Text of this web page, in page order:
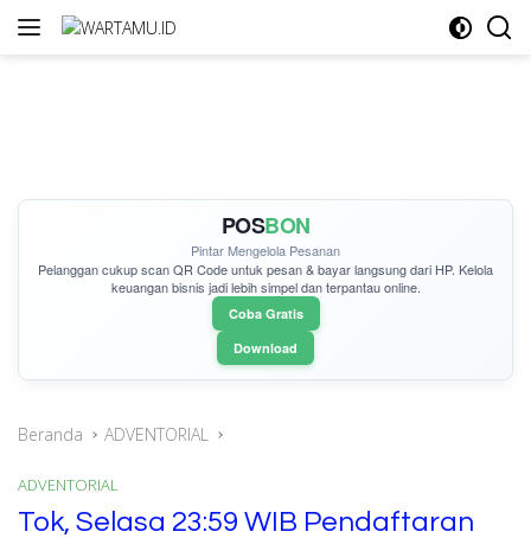
Langsung
POSBON
Pintar Mengelola Pesanan
Pelanggan cukupscan QR Codeuntuk pesan & bayar langsung dari HP. Kelola
keuangan bisnis jadi lebih simpel dan terpantau online.
Coba Gratis
Download
Beranda ADVENTORIAL
ADVENTORIAL
Tok, Selasa 23:59 WIB Pendaftaran